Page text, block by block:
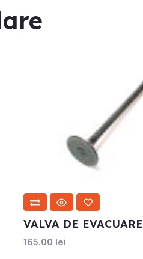
VALVA DE EVACUARE
165.00 lei